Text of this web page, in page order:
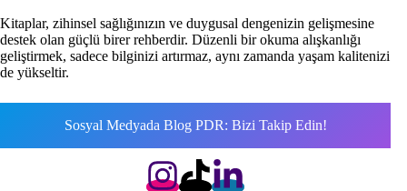
Kitaplar, zihinsel sağlığınızın ve duygusal dengenizin gelişmesine
destek olan güçlü birer rehberdir. Düzenli bir okuma alışkanlığı
geliştirmek, sadece bilginizi artırmaz, aynı zamanda yaşam kalitenizi
de yükseltir.
Sosyal Medyada Blog PDR: Bizi Takip Edin!